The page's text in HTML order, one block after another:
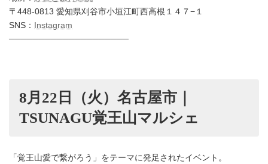
〒448-0813 愛知県刈谷市小垣江町西高根１４７−１
SNS： Instagram
────────────────────
8月22日（火）名古屋市｜
TSUNAGU覚王山マルシェ
「覚王山愛で繋がろう」をテーマに発足されたイベント。